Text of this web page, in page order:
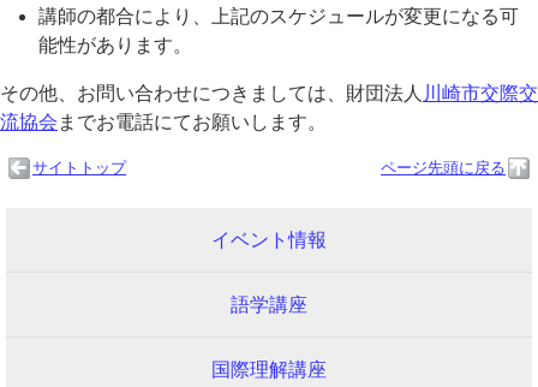
講師の都合により、上記のスケジュールが変更になる可
能性があります。
その他、お問い合わせにつきましては、財団法人 川崎市交際交
流協会 までお電話にてお願いします。
ページ先頭に戻る
サイトトップ
イベント情報
語学講座
国際理解講座